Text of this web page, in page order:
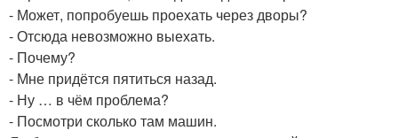
- Может, попробуешь проехать через дворы?
- Отсюда невозможно выехать.
- Почему?
- Мне придётся пятиться назад.
- Ну … в чём проблема?
- Посмотри сколько там машин.